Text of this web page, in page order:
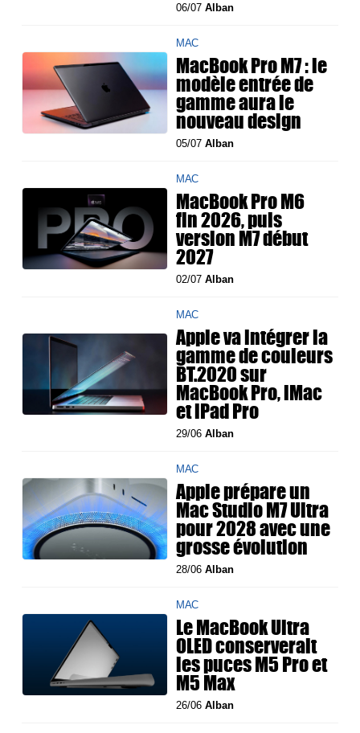
06/07Alban
MAC
MacBook Pro M7 : le
modèle entrée de
gamme aura le
nouveau design
05/07Alban
MAC
MacBook Pro M6
fin 2026, puis
version M7 début
2027
02/07Alban
MAC
Apple va intégrer la
gamme de couleurs
BT.2020 sur
MacBook Pro, iMac
et iPad Pro
29/06Alban
MAC
Apple prépare un
Mac Studio M7 Ultra
pour 2028 avec une
grosse évolution
28/06Alban
MAC
Le MacBook Ultra
OLED conserverait
les puces M5 Pro et
M5 Max
26/06Alban